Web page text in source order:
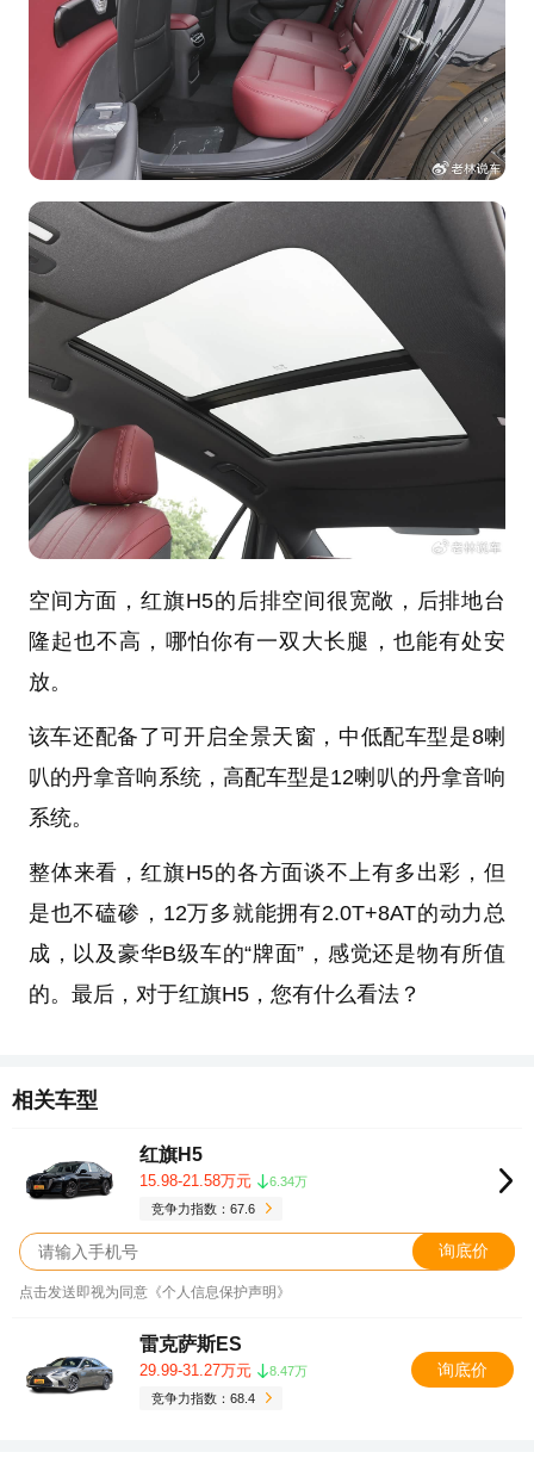
空间方面，红旗H5的后排空间很宽敞，后排地台
隆起也不高，哪怕你有一双大长腿，也能有处安
放。
该车还配备了可开启全景天窗，中低配车型是8喇
叭的丹拿音响系统，高配车型是12喇叭的丹拿音响
系统。
整体来看，红旗H5的各方面谈不上有多出彩，但
是也不磕碜，12万多就能拥有2.0T+8AT的动力总
成，以及豪华B级车的“牌面”，感觉还是物有所值
的。最后，对于红旗H5，您有什么看法？
相关车型
红旗H5
15.98-21.58万元
6.34万
竞争力指数：67.6
询底价
点击发送即视为同意《个人信息保护声明》
雷克萨斯ES
29.99-31.27万元
8.47万
竞争力指数：68.4
询底价